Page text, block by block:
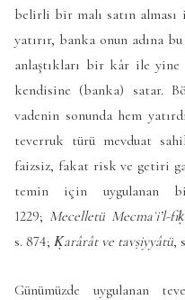
belirli bir malı satın
yatırır, banka onun adına
anlaştıkları bir kâr ile yine
kendisine (banka) satar.
vadenin sonunda hem
teverruk türü mevduat
faizsiz, fakat risk ve getiri
temin için uygulanan
1229; Mecelletü Mecmaʿi’l-
s. 874; Ḳarârât ve tavṣiyyâtü,
Günümüzde uygulanan